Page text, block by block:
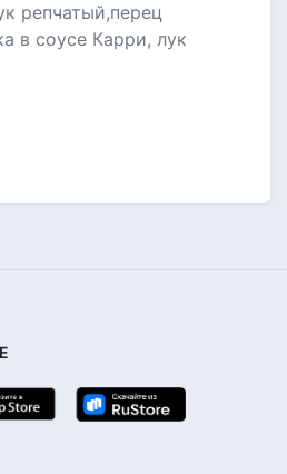
репчатый,перец
в соусе Карри, лук